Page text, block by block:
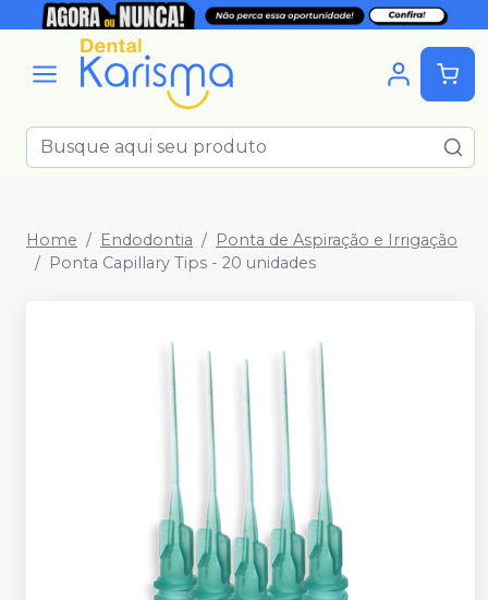
Home Endodontia
Ponta de Aspiração e Irrigação
Ponta Capillary Tips - 20 unidades